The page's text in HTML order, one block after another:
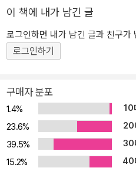
라』로 “인생의 불가사의에 대해 가
가해한 아름다움을 문장 위에서 구
였다. 『눈부신 안부』는 백수린이 그간 이루어낸 이러한 성취가 집대
인해 스스로를 용서하지 못하던 한
시야로 서툴렀던 자신을 받아들이
는 서사 속에서 스스로의 힘으로
한 인간의 미더운 움직임이 백수린
어나가는 것만으로도 마음에 아름
가 확장되는 근사한 기분을 느낄
이 책에 내가 남긴 글
로그인하면 내가 남긴 글과 친구가
로그인하기
구매자 분포
1.4% 10
23.6%
20
39.5%
30
15.2%
40